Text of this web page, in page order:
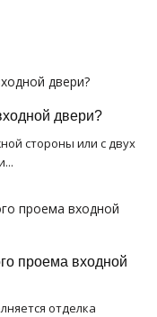
двери?
стороны или с двух
проема входной
отделка